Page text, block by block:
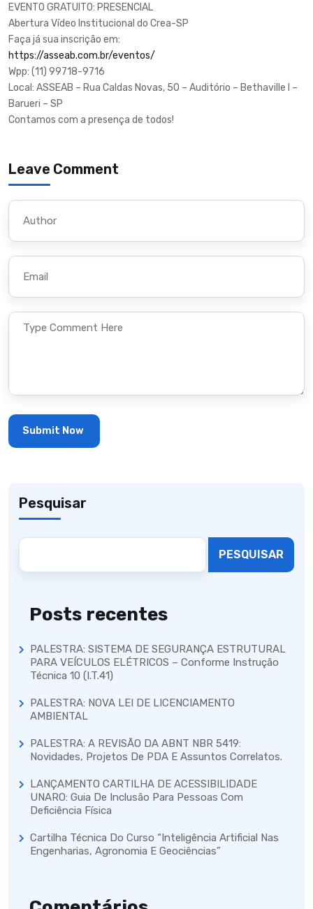
EVENTO GRATUITO: PRESENCIAL
Abertura Vídeo Institucional do Crea-SP
Faça já sua inscrição em:
https://asseab.com.br/eventos/
Wpp: (11) 99718-9716
Local: ASSEAB – Rua Caldas Novas, 50 – Auditório – Bethaville I –
Barueri – SP
Contamos com a presença de todos!
Leave Comment
Pesquisar
PESQUISAR
Posts recentes
PALESTRA: SISTEMA DE SEGURANÇA ESTRUTURAL
PARA VEÍCULOS ELÉTRICOS – Conforme Instrução
Técnica 10 (I.T.41)
PALESTRA: NOVA LEI DE LICENCIAMENTO
AMBIENTAL
PALESTRA: A REVISÃO DA ABNT NBR 5419:
Novidades, Projetos De PDA E Assuntos Correlatos.
LANÇAMENTO CARTILHA DE ACESSIBILIDADE
UNARO: Guia De Inclusão Para Pessoas Com
Deficiência Física
Cartilha Técnica Do Curso “Inteligência Artificial Nas
Engenharias, Agronomia E Geociências”